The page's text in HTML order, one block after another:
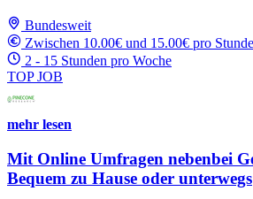
Bundesweit
Zwischen 10.00€ und 15.00€ pro Stunde
2 - 15 Stunden pro Woche
TOP JOB
mehr lesen
Mit Online Umfragen nebenbei
Bequem zu Hause oder unterwegs